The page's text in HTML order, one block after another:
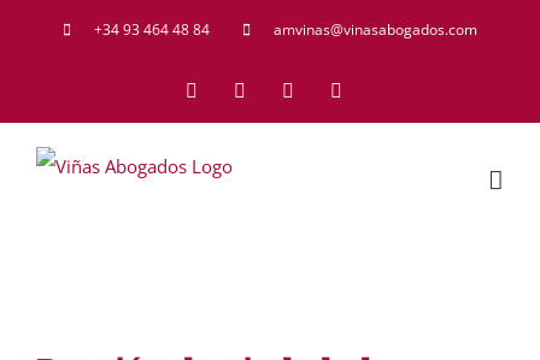
+34 93 464 48 84 amvinas@vinasabogados.com
FacebookTwitter LinkedIn